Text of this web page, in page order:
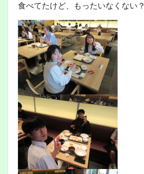
食べてたけど、もったいなくない？